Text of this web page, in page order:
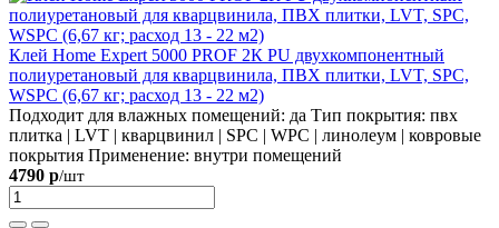
Клей Home Expert 5000 PROF 2К PU двухкомпонентный
полиуретановый для кварцвинила, ПВХ плитки, LVT, SPC,
WSPС (6,67 кг; расход 13 - 22 м2)
Подходит для влажных помещений: да Тип покрытия: пвх
плитка | LVT | кварцвинил | SPC | WPC | линолеум | ковровые
покрытия Применение: внутри помещений
4790 р/шт